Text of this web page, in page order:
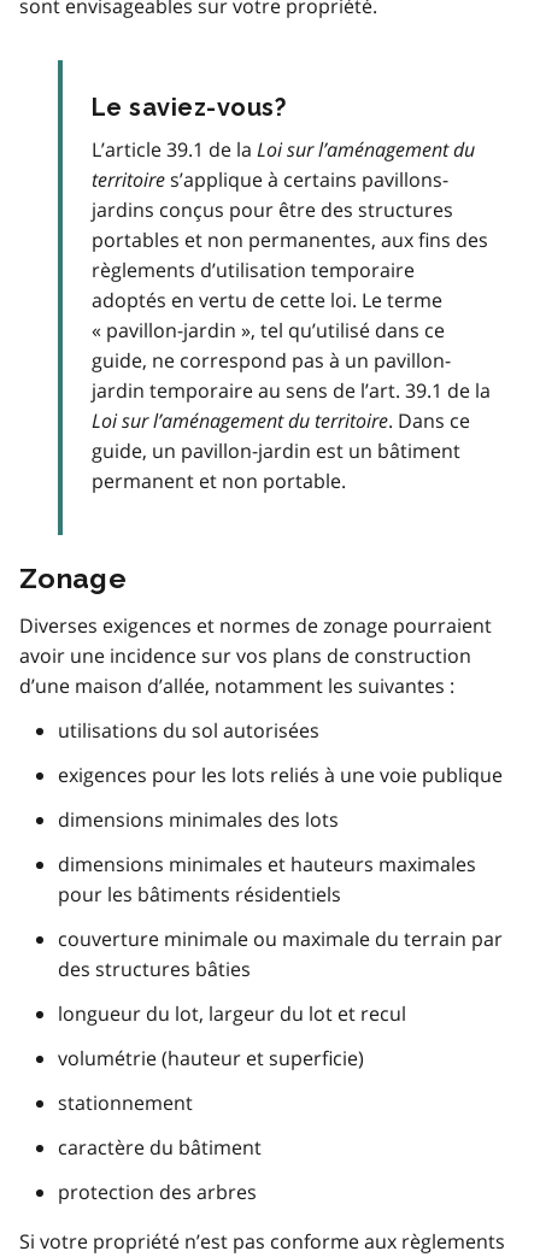
sont envisageables sur votre propriété.
Le saviez-vous?
L’article 39.1 de la Loi sur l’aménagement du
territoires’applique à certains pavillons-
jardins conçus pour être des structures
portables et non permanentes, aux fins des
règlements d’utilisation temporaire
adoptés en vertu de cette loi. Le terme
« pavillon-jardin », tel qu’utilisé dans ce
guide, ne correspond pas à un pavillon-
jardin temporaire au sens de l’art. 39.1 de la
Loi sur l’aménagement du territoire. Dans ce
guide, un pavillon-jardin est un bâtiment
permanent et non portable.
Zonage
Diverses exigences et normes de zonage pourraient
avoir une incidence sur vos plans de construction
d’une maison d’allée, notamment les suivantes :
utilisations du sol autorisées
exigences pour les lots reliés à une voie publique
dimensions minimales des lots
dimensions minimales et hauteurs maximales
pour les bâtiments résidentiels
couverture minimale ou maximale du terrain par
des structures bâties
longueur du lot, largeur du lot et recul
volumétrie (hauteur et superficie)
stationnement
caractère du bâtiment
protection des arbres
Si votre propriété n’est pas conforme aux règlements